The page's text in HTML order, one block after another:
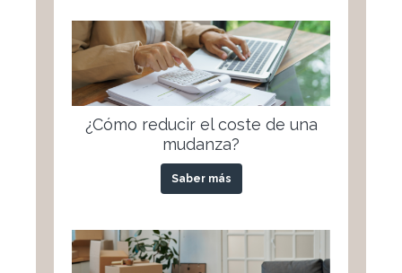
¿Cómo reducir el coste de una
mudanza?
Saber más